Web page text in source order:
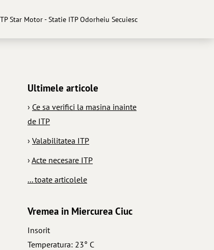
Star Motor - Statie ITP Odorheiu Secuiesc
Ultimele articole
› Ce sa verifici la masina inainte
de ITP
› Valabilitatea ITP
› Acte necesare ITP
... toate articolele
Vremea in Miercurea Ciuc
Insorit
Temperatura: 23° C